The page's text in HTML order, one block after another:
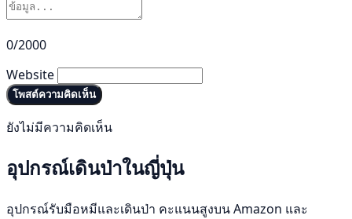
0/2000
Website
โพสต์ความคิดเห็น
ยังไม่มีความคิดเห็น
อุปกรณ์เดินป่าในญี่ปุ่น
อุปกรณ์รับมือหมีและเดินป่า คะแนนสูงบน Amazon และ